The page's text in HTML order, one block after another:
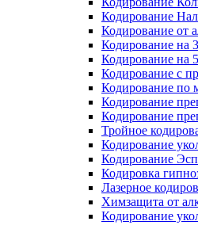
Кодирование
Кодирование от
Кодирование на
Кодирование на
Кодирование с
Кодирование по
Кодирование
Кодирование
Тройное
Кодирование
Кодирование
Кодировка
Лазерное
Химзащита от
Кодирование